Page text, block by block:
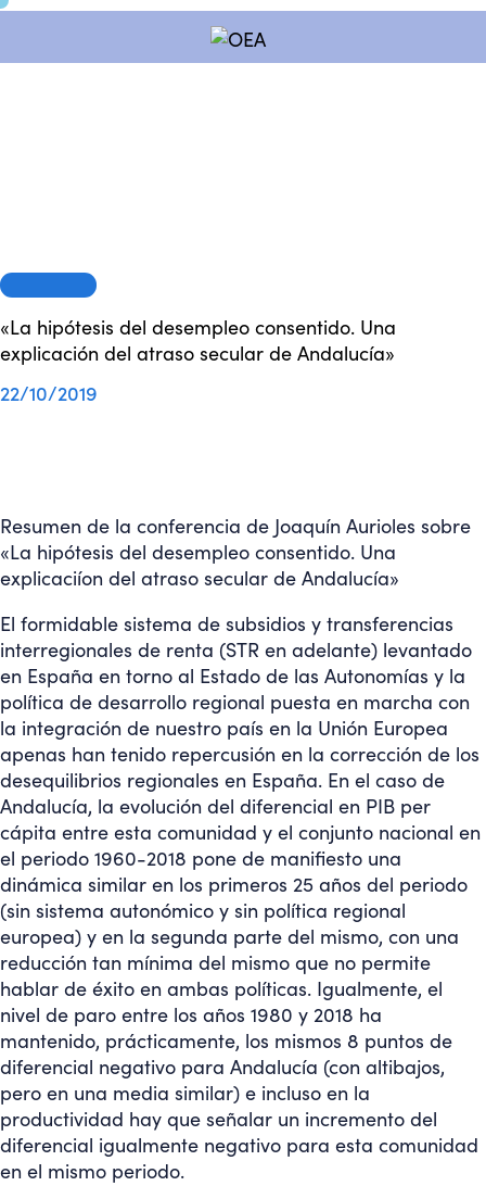
«La hipótesis del desempleo consentido. Una
explicación del atraso secular de Andalucía»
22/10/2019
Resumen de la conferencia de Joaquín Aurioles sobre
«La hipótesis del desempleo consentido. Una
explicaciíon del atraso secular de Andalucía»
El formidable sistema de subsidios y transferencias
interregionales de renta (STR en adelante) levantado
en España en torno al Estado de las Autonomías y la
política de desarrollo regional puesta en marcha con
la integración de nuestro país en la Unión Europea
apenas han tenido repercusión en la corrección de los
desequilibrios regionales en España. En el caso de
Andalucía, la evolución del diferencial en PIB per
cápita entre esta comunidad y el conjunto nacional en
el periodo 1960-2018 pone de manifiesto una
dinámica similar en los primeros 25 años del periodo
(sin sistema autonómico y sin política regional
europea) y en la segunda parte del mismo, con una
reducción tan mínima del mismo que no permite
hablar de éxito en ambas políticas. Igualmente, el
nivel de paro entre los años 1980 y 2018 ha
mantenido, prácticamente, los mismos 8 puntos de
diferencial negativo para Andalucía (con altibajos,
pero en una media similar) e incluso en la
productividad hay que señalar un incremento del
diferencial igualmente negativo para esta comunidad
en el mismo periodo.